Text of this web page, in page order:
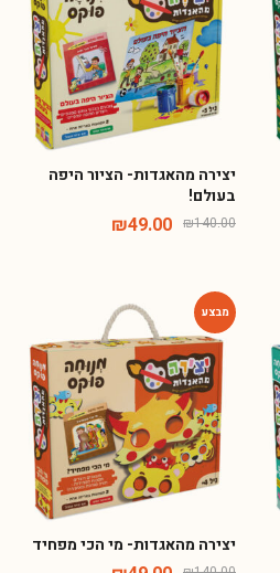
יצירה מהאגדות- הציור היפה
בעולם!
₪140.00
₪49.00
יצירה מהאגדות- מי הכי מפחיד